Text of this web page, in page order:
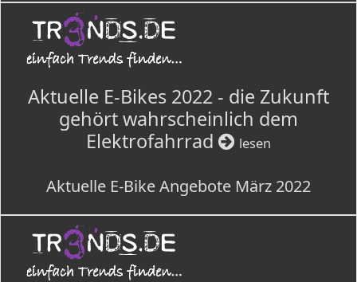
Aktuelle E-Bikes 2022 - die Zukunft
gehört wahrscheinlich dem
Elektrofahrrad
lesen
Aktuelle E-Bike Angebote März 2022